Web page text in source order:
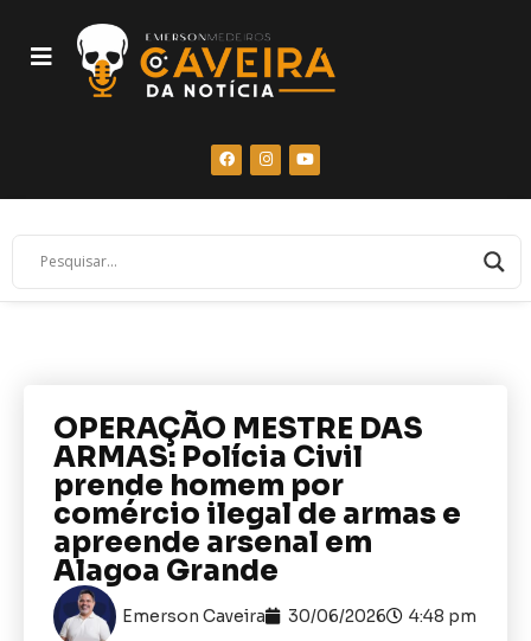
OPERAÇÃO MESTRE DAS
ARMAS: Polícia Civil
prende homem por
comércio ilegal de armas e
apreende arsenal em
Alagoa Grande
Emerson Caveira 30/06/2026 4:48 pm